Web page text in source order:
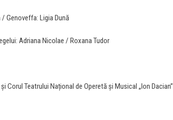
Genoveffa: Ligia Dună
Adriana Nicolae / Roxana Tudor
Corul Teatrului Național de Operetă și Musical „Ion Dacian”